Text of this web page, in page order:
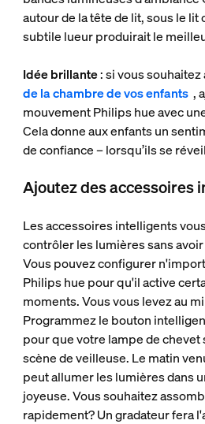
autour de la tête de lit, sous le lit
subtile lueur produirait le
Idée brillante: si vous
de la chambre de vos enfants,
mouvement Philips hue avec
Cela donne aux enfants un
de confiance – lorsqu’ils se
Ajoutez des accessoires
Les accessoires intelligents
contrôler les lumières sans
Vous pouvez configurer
Philips hue pour qu'il active
moments. Vous vous levez au
Programmez le bouton
pour que votre lampe de
scène de veilleuse. Le matin
peut allumer les lumières dans
joyeuse. Vous souhaitez
rapidement? Un gradateur fera